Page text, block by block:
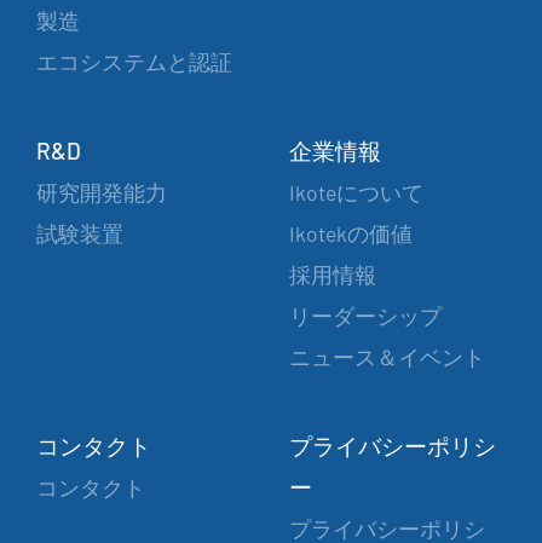
製造
エコシステムと認証
R&D
研究開発能力
試験装置
企業情報
Ikoteについて
Ikotekの価値
採用情報
リーダーシップ
ニュース＆イベント
コンタクト
コンタクト
プライバシーポリシ
ー
プライバシーポリシ